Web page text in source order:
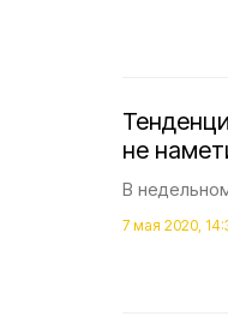
не
В
7 мая 2020,